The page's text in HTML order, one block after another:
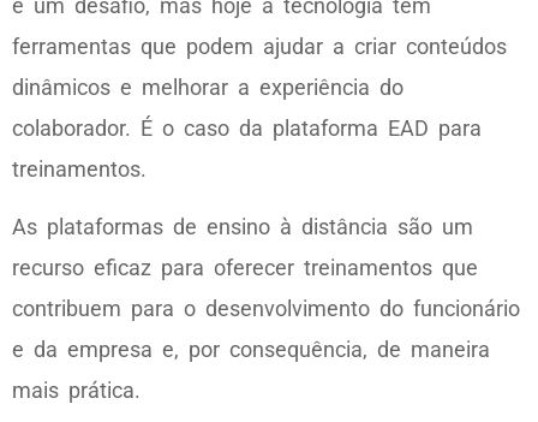
é um desafio, mas hoje a tecnologia tem
ferramentas que podem ajudar a criar conteúdos
dinâmicos e melhorar a experiência do
colaborador. É o caso da plataforma EAD para
treinamentos.
As plataformas de ensino à distância são um
recurso eficaz para oferecer treinamentos que
contribuem para o desenvolvimento do funcionário
e da empresa e, por consequência, de maneira
mais prática.